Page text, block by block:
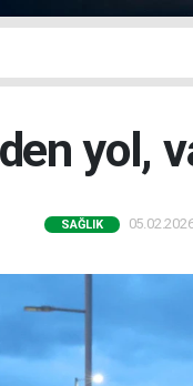
yol,
SAĞLIK